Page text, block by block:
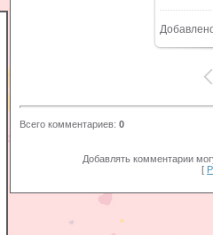
Всего комментариев: 0
Добавлять комментарии
[